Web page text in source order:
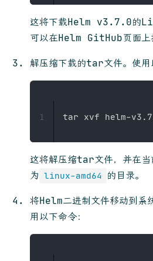
这将下载Helm v3.7.0的
可以在Helm GitHub页面上
解压缩下载的tar文件。使用
1
这将解压缩tar文件，并在当
为 linux-amd64 的目录。
将Helm二进制文件移动到系
用以下命令：